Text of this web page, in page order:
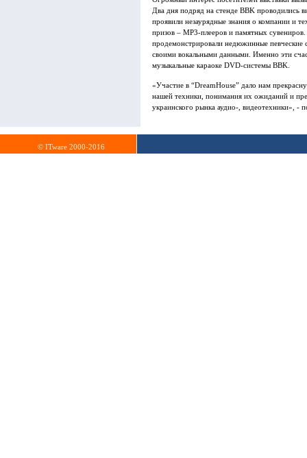
Два дня подряд на стенде BBK проводились
проявили незаурядные знания о компании и
призов – MP3-плееров и памятных
продемонстрировали недюжинные
своими вокальными данными. Именно эти
музыкальные караоке DVD-системы BBK.
«Участие в “DreamHouse” дало нам
нашей техники, понимания их ожиданий и
украинского рынка аудио-, видеотехники», -
© ITware 2000-2016